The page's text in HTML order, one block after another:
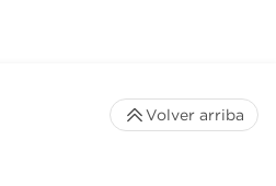
Volver arriba